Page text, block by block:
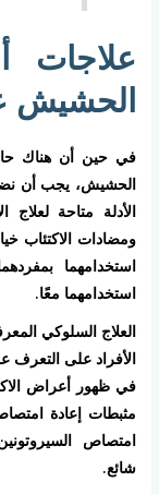
علاجات
الحشيش
في حين أن هناك
الحشيش، يجب أن نضع
الأدلة متاحة لعلاج
ومضادات الاكتئاب
استخدامهما
استخدامهما معًا.
العلاج السلوكي
الأفراد على التعرف
في ظهور أعراض
شائع.